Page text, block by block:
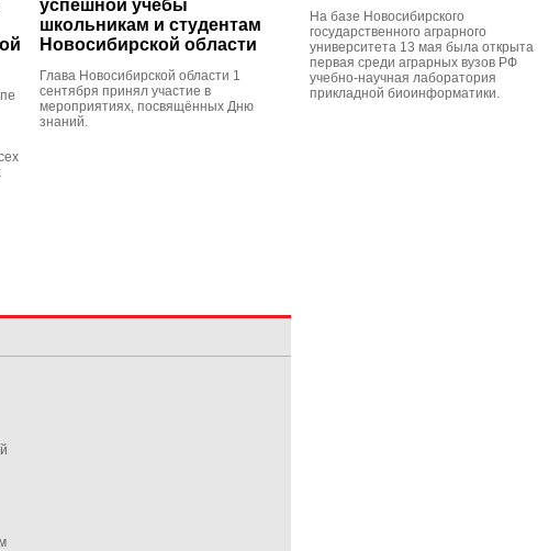
успешной учёбы
школьникам и студентам
Новосибирской области
Глава Новосибирской области 1
сентября принял участие в
мероприятиях, посвящённых Дню
знаний.
На базе Новосибирского
государственного аграрного
университета 13 мая была открыта
первая среди аграрных вузов РФ
учебно-научная лаборатория
прикладной биоинформатики.